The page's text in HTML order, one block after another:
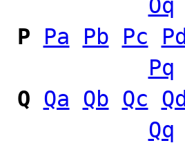
Oq
P
Pa Pb Pc Pd
Pq
Q Qa Qb Qc Qd
Qq